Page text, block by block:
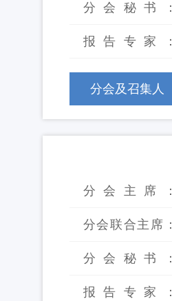
分会秘书：
报告专家：
分会及召集人
分会主席：
分会联合主席：
分会秘书：
报告专家：